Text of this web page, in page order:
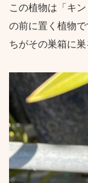
この植物は「キ
の前に置く植物
ちがその巣箱に巣